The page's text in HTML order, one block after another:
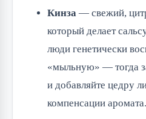
Кинза — свежий,
который делает
люди генетически
«мыльную» — тогда
и добавляйте цедру
компенсации аромата.